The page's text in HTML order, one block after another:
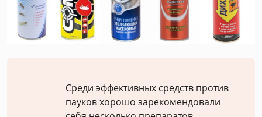
Среди эффективных средств против
пауков хорошо зарекомендовали